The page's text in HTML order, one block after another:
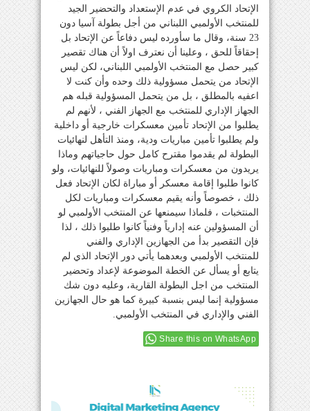
الإتحاد الكروي في عدم الإستعداد والتحضير الجيد
للمنتخب الأولمبي اللبناني من أجل بطولة آسيا دون
23 سنة، وقال ما سأورده ليس دفاعاً عن الإتحاد بل
إحقاقاً للحق ، وعلينا أن نعترف اولاً أن هناك تقصير
كبير حصل مع المنتخب الأولمبي اللبناني، لكن ليس
الإتحاد من يتحمل مسؤولية ذلك وحده وأن كنت لا
اعفيه بالمطلق ، بل من يتحمل المسؤولية قبله هم
الجهاز الإداري للمنتخب مع الجهاز الفني ، لأنهم لم
يطلبوا من الإتحاد تأمين معسكرات خارجية أو داخلية
ولم يطلبوا تأمين مباريات ودية، ومنذ التأهل لنهائيات
البطولة لم يقدموا مقترح كامل حول حاجياتهم وماذا
يريدون من معسكرات ومباريات وصولاً للنهائيات، ولو
كانوا طلبوا إقامة معسكر أو مباراة لكان الإتحاد فعل
ذلك ، خصوصاً وأنه يقيم معسكرات ومباريات لكل
المنتخبات ، فلماذا سيمنعها عن المنتخب الأولمبي لو
أن المسؤولين عنه إدارياً وفنياً كانوا طلبوا ذلك ، لذا
فإن التقصير بدأ من الجهازين الإداري والفني
للمنتخب الأولمبي وبعدهما يأتي دور الإتحاد الذي لم
يتابع أو يسأل عن الخطة الموضوعة لإعداد وتحضير
المنتخب من اجل البطولة القارية، وعليه دون شك
مسؤولية إنما ليس بنسبة كبيرة كما هو حال الجهازين
الفني والإداري في المنتخب الأولمبي.
Share this on WhatsApp